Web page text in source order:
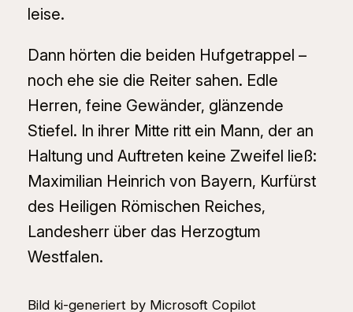
leise.
Dann hörten die beiden Hufgetrappel –
noch ehe sie die Reiter sahen. Edle
Herren, feine Gewänder, glänzende
Stiefel. In ihrer Mitte ritt ein Mann, der an
Haltung und Auftreten keine Zweifel ließ:
Maximilian Heinrich von Bayern, Kurfürst
des Heiligen Römischen Reiches,
Landesherr über das Herzogtum
Westfalen.
Bild ki-generiert by Microsoft Copilot